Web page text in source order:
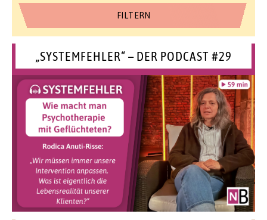
„SYSTEMFEHLER“ – DER PODCAST #29